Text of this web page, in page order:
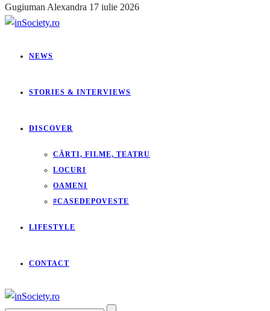
Gugiuman Alexandra 17 iulie 2026
NEWS
STORIES & INTERVIEWS
DISCOVER
CĂRTI, FILME, TEATRU
LOCURI
OAMENI
#CASEDEPOVESTE
LIFESTYLE
CONTACT